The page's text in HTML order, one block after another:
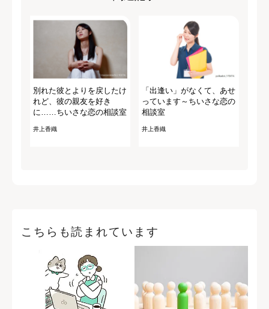
別れた彼とよりを戻したけ
れど、彼の親友を好き
に……ちいさな恋の相談室
井上香織
「出逢い」がなくて、あせ
っています～ちいさな恋の
相談室
井上香織
こちらも読まれています